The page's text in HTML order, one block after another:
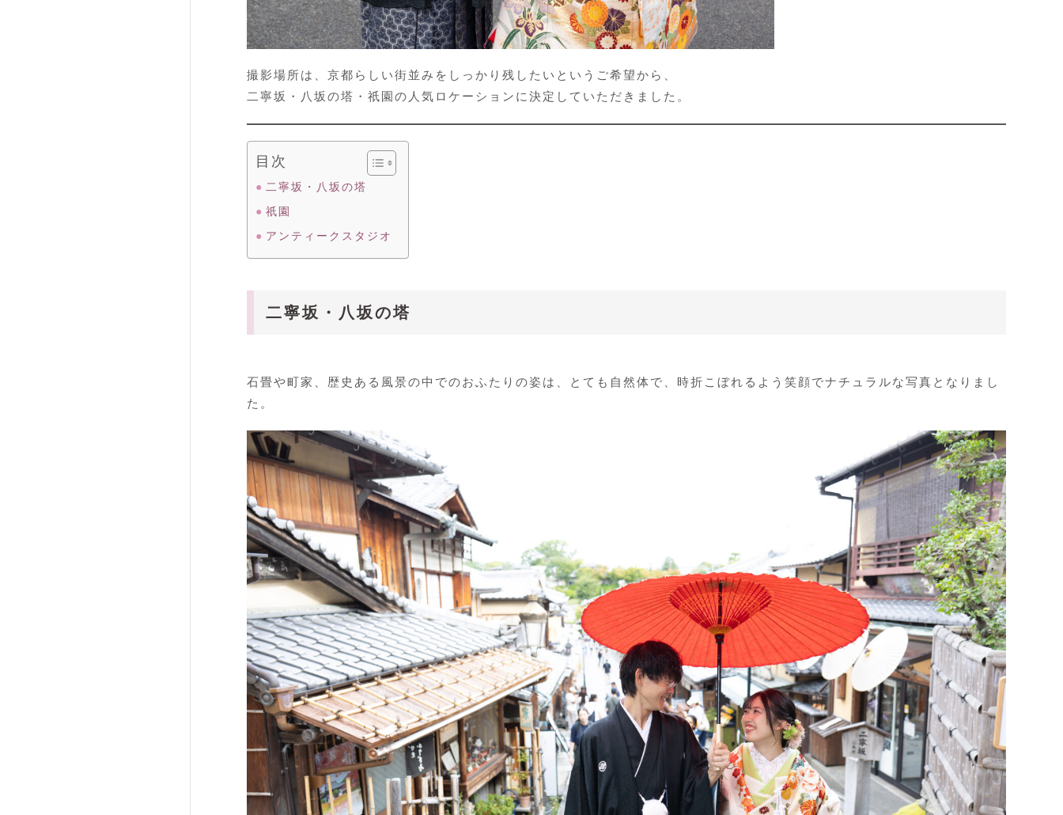
撮影場所は、京都らしい街並みをしっかり残したいというご希望から、
二寧坂・八坂の塔・祇園の人気ロケーションに決定していただきました。
目次
二寧坂・八坂の塔
祇園
アンティークスタジオ
二寧坂・八坂の塔
石畳や町家、歴史ある風景の中でのおふたりの姿は、とても自然体で、時折こぼれるよう笑顔でナチュラルな写真となりまし
た。